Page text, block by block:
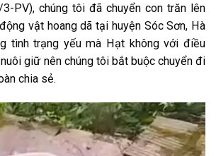
PV), chúng tôi đã chuyển con trăn lên
vật hoang dã tại huyện Sóc Sơn, Hà
tình trạng yếu mà Hạt không với điều
giữ nênchúng tôi bắt buộcchuyển đi
chia sẻ.